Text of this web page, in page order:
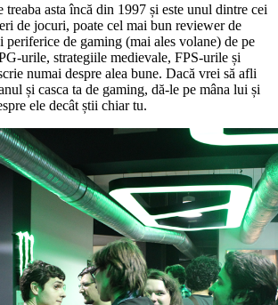
treaba asta încă din 1997 și este unul dintre cei
de jocuri, poate cel mai bun reviewer de
periferice de gaming (mai ales volane) de pe
urile, strategiile medievale, FPS-urile și
numai despre alea bune. Dacă vrei să afli
și casca ta de gaming, dă-le pe mâna lui și
ele decât știi chiar tu.